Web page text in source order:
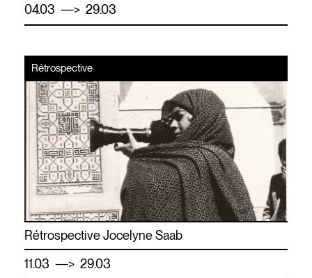
04.03 —> 29.03
Rétrospective
Rétrospective Jocelyne Saab
11.03 —> 29.03